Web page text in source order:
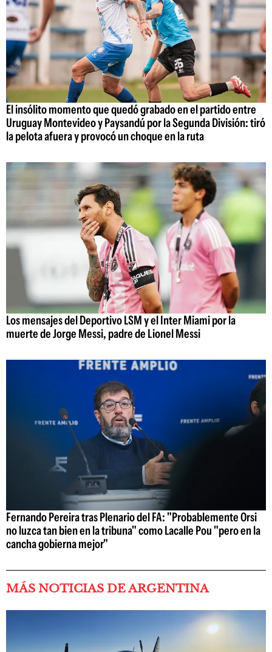
El insólito momento que quedó grabado en el partido entre
Uruguay Montevideo y Paysandú por la Segunda División: tiró
la pelota afuera y provocó un choque en la ruta
Los mensajes del Deportivo LSM y el Inter Miami por la
muerte de Jorge Messi, padre de Lionel Messi
Fernando Pereira tras Plenario del FA: "Probablemente Orsi
no luzca tan bien en la tribuna" como Lacalle Pou "pero en la
cancha gobierna mejor"
MÁS NOTICIAS DE ARGENTINA